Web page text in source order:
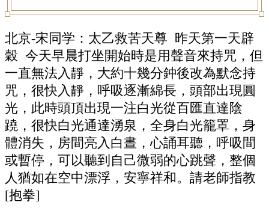
北京-宋同学：太乙救苦天尊 昨天第一天辟
穀 今天早晨打坐開始時是用聲音來持咒，但
一直無法入靜，大約十幾分鈡後改為默念持
咒，很快入靜，呼吸逐漸綿長，頭部出現圓
光，此時頭頂出現一注白光從百匯直達陰
蹺，很快白光通達湧泉，全身白光籠罩，身
體消失，房間亮入白晝，心誦耳聽，呼吸間
或暫停，可以聽到自己微弱的心跳聲，整個
人猶如在空中漂浮，安寧祥和。請老師指教
[抱拳]